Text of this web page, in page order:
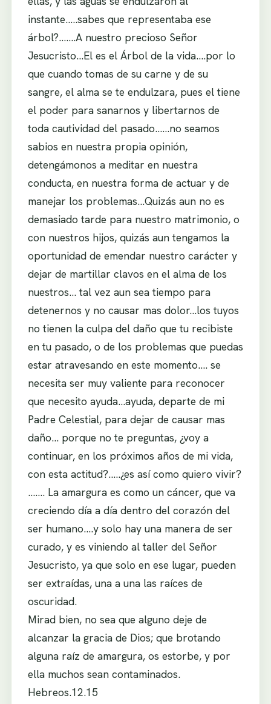
instante…..sabes que representaba ese
árbol?…….A nuestro precioso Señor
Jesucristo…El es el Árbol de la vida….por lo
que cuando tomas de su carne y de su
sangre, el alma se te endulzara, pues el tiene
el poder para sanarnos y libertarnos de
toda cautividad del pasado……no seamos
sabios en nuestra propia opinión,
detengámonos a meditar en nuestra
conducta, en nuestra forma de actuar y de
manejar los problemas…Quizás aun no es
demasiado tarde para nuestro matrimonio, o
con nuestros hijos, quizás aun tengamos la
oportunidad de emendar nuestro carácter y
dejar de martillar clavos en el alma de los
nuestros… tal vez aun sea tiempo para
detenernos y no causar mas dolor…los tuyos
no tienen la culpa del daño que tu recibiste
en tu pasado, o de los problemas que puedas
estar atravesando en este momento…. se
necesita ser muy valiente para reconocer
que necesito ayuda…ayuda, departe de mi
Padre Celestial, para dejar de causar mas
daño… porque no te preguntas, ¿voy a
continuar, en los próximos años de mi vida,
con esta actitud?…..¿es así como quiero vivir?
……. La amargura es como un cáncer, que va
creciendo día a día dentro del corazón del
ser humano….y solo hay una manera de ser
curado, y es viniendo al taller del Señor
Jesucristo, ya que solo en ese lugar, pueden
ser extraídas, una a una las raíces de
oscuridad.
Mirad bien, no sea que alguno deje de
alcanzar la gracia de Dios; que brotando
alguna raíz de amargura, os estorbe, y por
ella muchos sean contaminados.
Hebreos.12.15